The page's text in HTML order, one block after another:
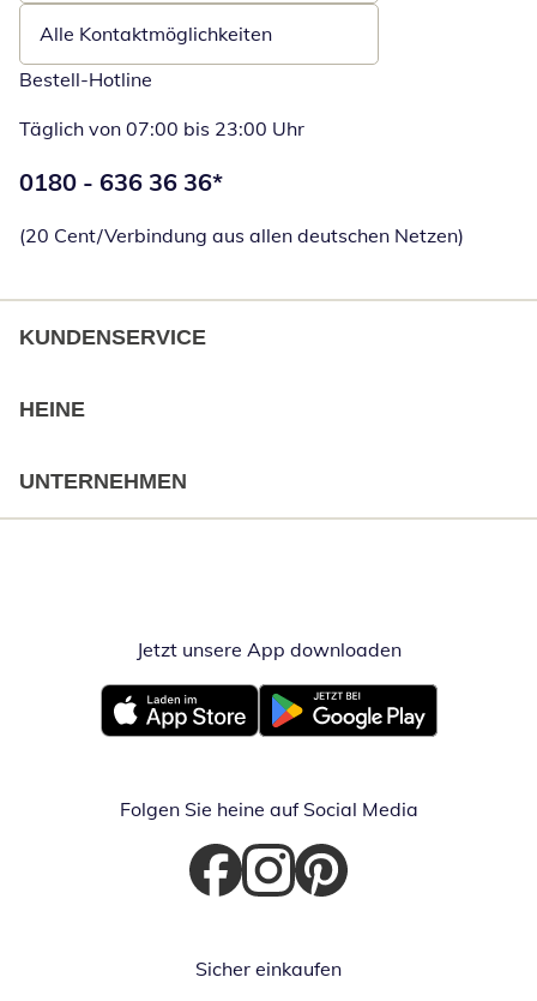
Alle Kontaktmöglichkeiten
Bestell-Hotline
Täglich von 07:00 bis 23:00 Uhr
Telefonnummer:
0180 - 636 36 36*
(20 Cent/Verbindung aus allen deutschen Netzen)
KUNDENSERVICE
HEINE
UNTERNEHMEN
Jetzt unsere App downloadenÖffnet in
Öffnet in neuem FensterÖffnet in neuem Fenster
Folgen Sie heine auf Social Media
Öffnet in neuem Fenster
Öffnet in neuem Fenster
Öffnet in neuem Fenster
Sicher einkaufen